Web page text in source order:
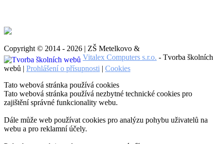
Copyright © 2014 - 2026 | ZŠ Metelkovo &
Vitalex Computers s.r.o. - Tvorba školních
webů | Prohlášení o přísupnosti | Cookies
Tato webová stránka používá cookies
Tato webová stránka používá nezbytné technické cookies pro
zajištění správné funkcionality webu.
Dále může web používat cookies pro analýzu pohybu uživatelů na
webu a pro reklamní účely.